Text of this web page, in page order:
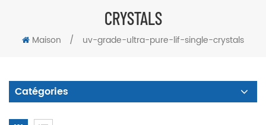
CRYSTALS
Maison / uv-grade-ultra-pure-lif-single-crystals
Catégories